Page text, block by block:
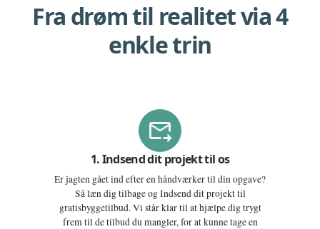
Fra drøm til realitet via 4
enkle trin
1. Indsend dit projekt til os
Er jagten gået ind efter en håndværker til din opgave?
Så læn dig tilbage og Indsend dit projekt til
gratisbyggetilbud. Vi står klar til at hjælpe dig trygt
frem til de tilbud du mangler, for at kunne tage en